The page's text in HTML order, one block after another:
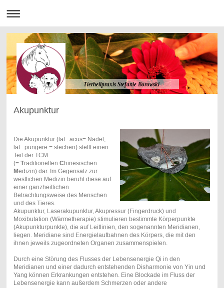
Tierheilpraxis Stefanie Borowski
Akupunktur
Die Akupunktur (lat.: acus= Nadel,
lat.: pungere = stechen) stellt einen
Teil der TCM
(= Traditionellen C hinesischen
Medizin) dar. Im Gegensatz zur
westlichen Medizin beruht diese auf
einer ganzheitlichen
Betrachtungsweise des Menschen
und des Tieres.
Akupunktur, Laserakupunktur, Akupressur (Fingerdruck) und
Moxibutation (Wärmetherapie) stimulieren bestimmte Körperpunkte
(Akupunkturpunkte), die auf Leitlinien, den sogenannten Meridianen,
liegen. Meridiane sind Energielaufbahnen des Körpers, die mit den
ihnen jeweils zugeordneten Organen zusammenspielen.
Durch eine Störung des Flusses der Lebensenergie Qi in den
Meridianen und einer dadurch entstehenden Disharmonie von Yin und
Yang können Erkrankungen entstehen. Eine Blockade im Fluss der
Lebensenergie kann außerdem Schmerzen oder andere